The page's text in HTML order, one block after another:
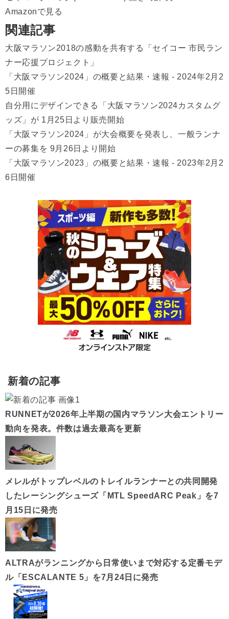
Amazonで見る
関連記事
大阪マラソン2018の感動を共有する「セイコー 市民ラン
ナー応援プロジェクト」
「大阪マラソン2024」の概要と結果・速報 - 2024年2月2
5日開催
自分用にデザインできる「大阪マラソン2024カスタムグ
ッズ」が 1月25日より販売開始
「大阪マラソン2024」が大会概要を発表し、一般ランナ
ーの募集を 9月26日より開始
「大阪マラソン2023」の概要と結果・速報 - 2023年2月2
6日開催
新着の記事
RUNNETが2026年上半期の国内マラソン大会エントリー
動向を発表。件数は過去最高を更新
メレルがトップレベルのトレイルランナーとの共同開発
したレーシングシューズ「MTL SpeedARC Peak」を7
月15日に発売
ALTRAがランニングから日常使いまで対応する定番モデ
ル「ESCALANTE 5」を7月24日に発売